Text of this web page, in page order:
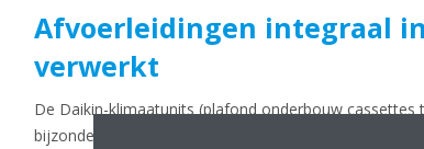
Afvoerleidingen integraal
verwerkt
De Daikin-klimaatunits (plafond onderbouw cassettes
bijzondere manier tegen de betonnen plafonds